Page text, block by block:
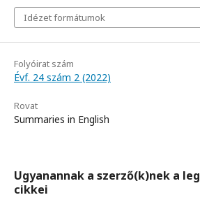
Idézet formátumok
Folyóirat szám
Évf. 24 szám 2 (2022)
Rovat
Summaries in English
Ugyanannak a szerző(k)nek a
cikkei